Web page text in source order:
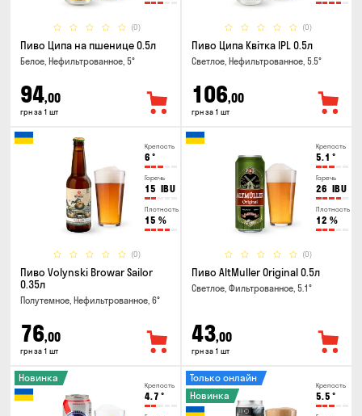
(0)
Пиво Ципа на пшенице 0.5л
Белое, Нефильтрованное, 5°
94,00
грн за 1 шт
(0)
Пиво Ципа Квітка IPL 0.5л
Светлое, Нефильтрованное, 5.5°
106,00
грн за 1 шт
Крепость
6 °
Горечь
15 IBU
Плотность
15 %
(0)
Пиво Volynski Browar Sailor
0.35л
Полутемное, Нефильтрованное, 6°
76,00
грн за 1 шт
Крепость
5.1 °
Горечь
26 IBU
Плотность
12 %
(0)
Пиво AltMuller Original 0.5л
Светлое, Фильтрованное, 5.1°
43,00
грн за 1 шт
Крепость
4.7 °
Новинка
Крепость
5.5 °
Только онлайн
Новинка